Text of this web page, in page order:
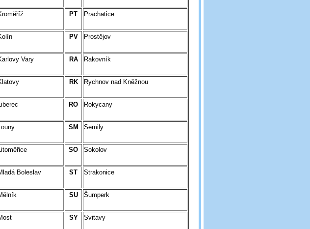
PT Prachatice
PV Prostějov
Vary RA Rakovník
RK Rychnov nad Kněžnou
RO Rokycany
SM Semily
SO Sokolov
Boleslav ST Strakonice
SU Šumperk
SY Svitavy